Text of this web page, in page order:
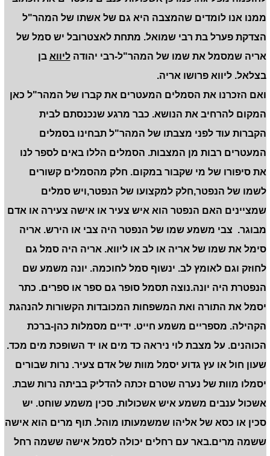
ממנו אנו לומדים שהמצבה היא גם של אשתו של המהר"ל
הצדקת פערל בת רבי שמואל. מתחת לאצטרובל יש סמל של
אריה שמסמל את שמו של המהר"ל-רבי יהודהליווא בן
בצלאל. ליווא פרושו אריה.
ואם הזכרנו את הסמלים המעטרים את קברו של המהר"ל כאן
המקום להרחיב את הנושא. כבר מרגע שנכנסתם לבית
הקברות עוד לפני מצבתו של המהר"ל תבחינו בסמלים
המעטרים רבות מן המצבות. הסמלים הללו באים לספר לנו
את סיפורו של מי שקבור במקום. חלק מהסמלים קשורים
לשמו של הנפטר,חלק למקצועו של הנפטר,ויש סמלים
שמציינים האם הנפטר הוא איש צעיר או אישה צעירה או אדם
מבוגר. צבי משמע שמו של הנפטר היה צבי או הירש. אריה
סימל את שמו של אריה או לב או ליווא. אריה היה סמל גם
לחוזק וגם לאומץ לב. ינשוף סמל לחוכמה. יונה משמע שם
הנפטרת היה יונה.נוצה תסמל סופר גם ספר או ספרים. כתר
יסמל את התורה ואת המשפחות המכובדות הקשורות להנהגת
הקהילה. מספריים משמע חייט. ידיים מסמלות כהן-ברכת
הכוהנים. על מצבת לוי ניראה כד מים או יד השופכת מים מכד.
שעון חול או עץ גדוע יסמל מוות של אדם צעיר. נרות שבורים
יסמלו מוות של נערה שטרם זכתה להדליק בביתה נרות שבת.
אשכול ענבים משמע איש אשכולות. סכין משמע שוחט. יש
סכין או כסא של אליהו שמשמעותו מוהל. תוף מרים הוא אישה
ששמה מרים.באר עם רחלים יכולה לסמל אישה ששמה רחל